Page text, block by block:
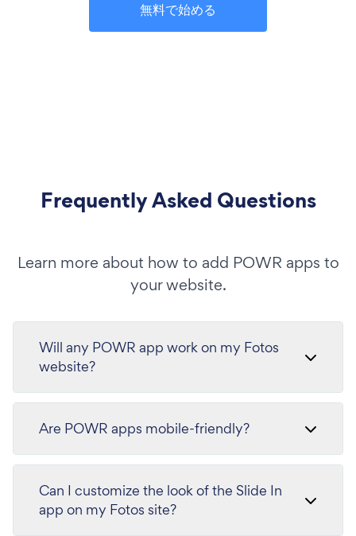
無料で始める
Frequently Asked Questions
Learn more about how to add POWR apps to
your website.
Will any POWR app work on my Fotos
website?
Are POWR apps mobile-friendly?
Can I customize the look of the Slide In
app on my Fotos site?